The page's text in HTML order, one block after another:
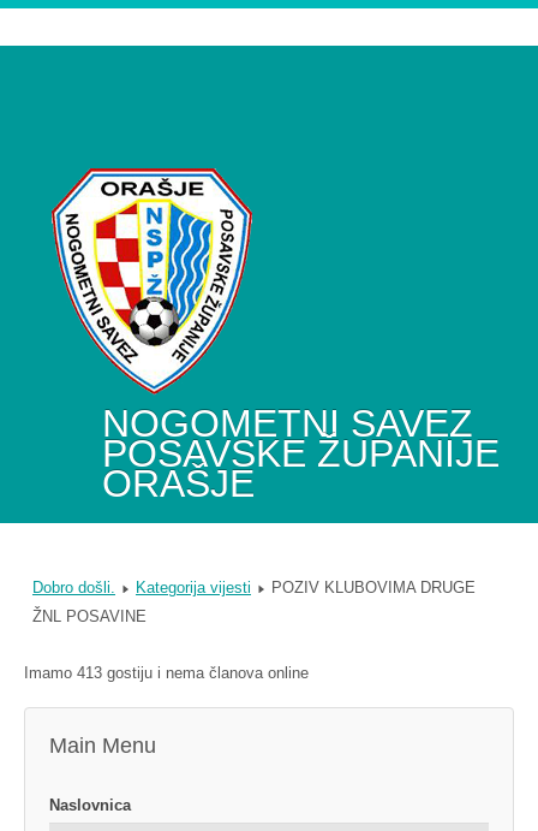
NOGOMETNI SAVEZ
POSAVSKE ŽUPANIJE
ORAŠJE
Dobro došli. Kategorija vijesti
POZIV KLUBOVIMA DRUGE
ŽNL POSAVINE
Imamo 413 gostiju i nema članova online
Main Menu
Naslovnica